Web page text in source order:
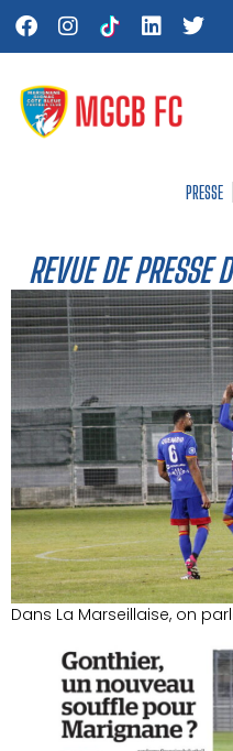
PRESSE
REVUE DE
Dans La Marseillaise, on